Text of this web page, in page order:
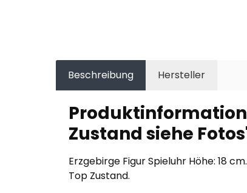
Beschreibung Hersteller
Zustand siehe
Erzgebirge Figur Spieluhr Höhe: 18
Top Zustand.